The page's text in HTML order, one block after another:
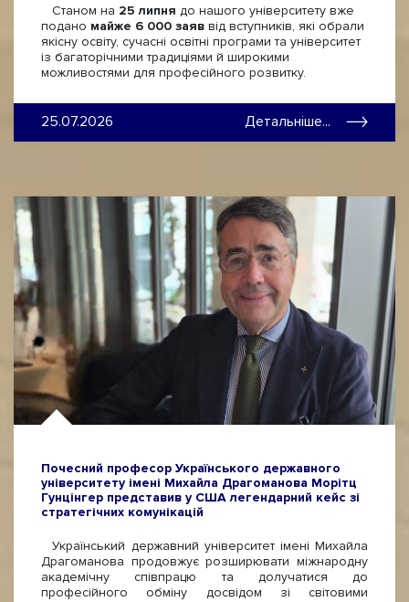
Станом на 25 липня до нашого університету вже
подано майже 6 000 заяв від вступників, які обрали
якісну освіту, сучасні освітні програми та університет
із багаторічними традиціями й широкими
можливостями для професійного розвитку.
25.07.2026 Детальніше...
Почесний професор Українського державного
університету імені Михайла Драгоманова Морітц
Гунцінгер представив у США легендарний кейс зі
стратегічних комунікацій
Український державний університет імені Михайла
Драгоманова продовжує розширювати міжнародну
академічну співпрацю та долучатися до
професійного обміну досвідом зі світовими